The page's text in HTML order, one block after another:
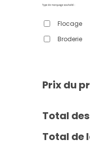
Flocage
Broderie
Prix du
Total
Total de